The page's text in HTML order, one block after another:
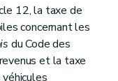
12, la taxe de
concernant les
du Code des
et la taxe